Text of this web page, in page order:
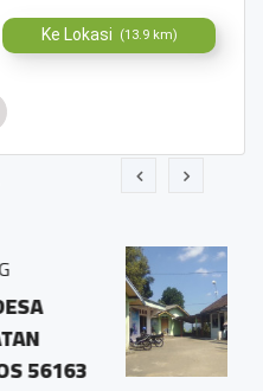
Ke Lokasi (13.9 km)
BALAI DESA PRINGOMBO
Sidosari Rt/Rw 01/01
pringombo tempuran
magelang.56161